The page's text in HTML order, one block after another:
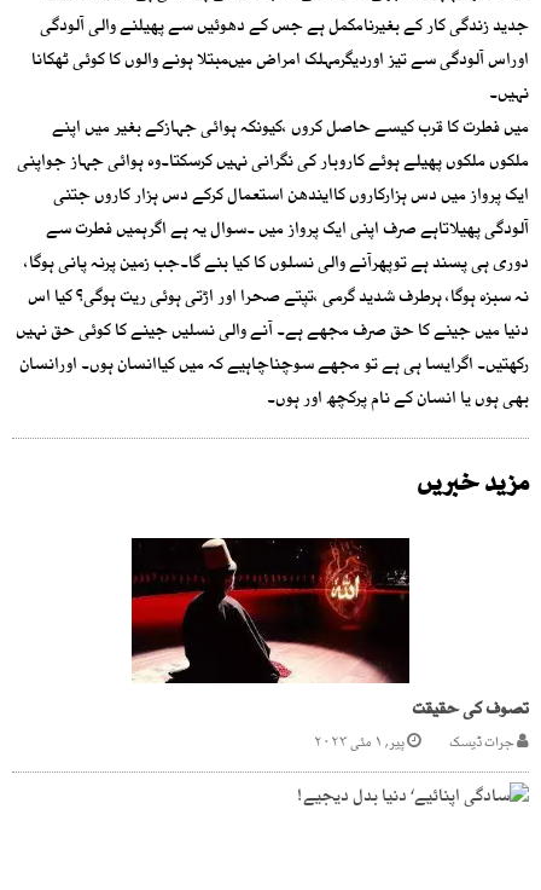
جدید زندگی کار کے بغیرنامکمل ہے جس کے دھوئیں سے پھیلنے والی آلودگی
اوراس آلودگی سے تیز اوردیگرمہلک امراض میںمبتلا ہونے والوں کا کوئی ٹھکانا
نہیں۔
میں فطرت کا قرب کیسے حاصل کروں ،کیونکہ ہوائی جہازکے بغیر میں اپنے
ملکوں ملکوں پھیلے ہوئے کاروبار کی نگرانی نہیں کرسکتا۔وہ ہوائی جہاز جواپنی
ایک پرواز میں دس ہزارکاروں کاایندھن استعمال کرکے دس ہزار کاروں جتنی
آلودگی پھیلاتاہے صرف اپنی ایک پرواز میں ۔سوال یہ ہے اگرہمیں فطرت سے
دوری ہی پسند ہے توپھرآنے والی نسلوں کا کیا بنے گا۔جب زمین پرنہ پانی ہوگا،
نہ سبزہ ہوگا، ہرطرف شدید گرمی ،تپتے صحرا اور اڑتی ہوئی ریت ہوگی؟ کیا اس
دنیا میں جینے کا حق صرف مجھے ہے۔ آنے والی نسلیں جینے کا کوئی حق نہیں
رکھتیں۔ اگرایسا ہی ہے تو مجھے سوچناچاہیے کہ میں کیاانسان ہوں۔ اورانسان
بھی ہوں یا انسان کے نام پرکچھ اور ہوں۔
مزید خبریں
تصوف کی حقیقت
جرات ڈیسک پیر, ۱ مئی ۲۰۲۳